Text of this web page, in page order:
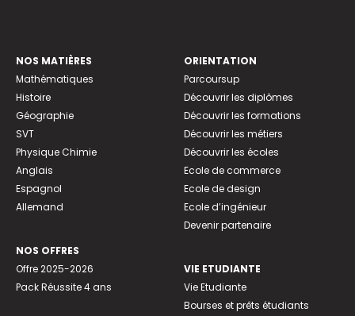
NOS MATIÈRES
Mathématiques
Histoire
Géographie
SVT
Physique Chimie
Anglais
Espagnol
Allemand
NOS OFFRES
Offre 2025-2026
Pack Réussite 4 ans
ORIENTATION
Parcoursup
Découvrir les diplômes
Découvrir les formations
Découvrir les métiers
Découvrir les écoles
Ecole de commerce
Ecole de design
Ecole d’ingénieur
Devenir partenaire
VIE ETUDIANTE
Vie Etudiante
Bourses et prêts étudiants